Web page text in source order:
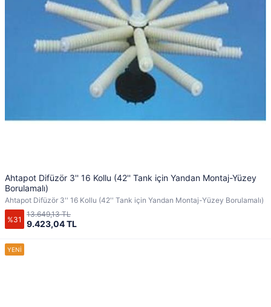
Ahtapot Difüzör 3'' 16 Kollu (42'' Tank için Yandan Montaj-Yüzey
Borulamalı)
Ahtapot Difüzör 3'' 16 Kollu (42'' Tank için Yandan Montaj-Yüzey Borulamalı)
%31 9.423,04 TL
13.649,13 TL